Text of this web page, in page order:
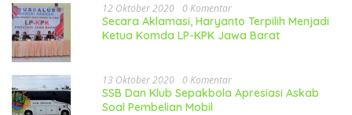
12 Oktober 2020 0 Komentar
Secara Aklamasi, Haryanto Terpilih Menjadi
Ketua Komda LP-KPK Jawa Barat
13 Oktober 2020 0 Komentar
SSB Dan Klub Sepakbola Apresiasi Askab
Soal Pembelian Mobil